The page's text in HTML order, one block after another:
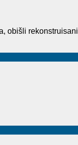
obišli rekonstruisani